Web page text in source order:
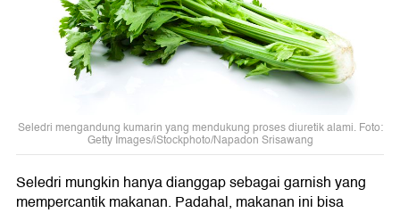
Seledri mengandung kumarin yang mendukung proses diuretik alami. Foto:
Getty Images/iStockphoto/Napadon Srisawang
Seledri mungkin hanya dianggap sebagai garnish yang
mempercantik makanan. Padahal, makanan ini bisa